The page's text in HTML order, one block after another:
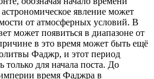
явление может
от атмосферных условий. В
может появиться в диапазоне от
в это время может быть ещё
Фаджр, и этот период
только для начала поста. До
время Фаджра в